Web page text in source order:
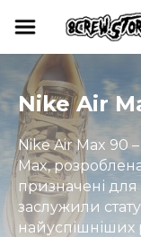
Nike Air
Nike Air Max 90
Max,
призначені для
заслужили
найуспішніших